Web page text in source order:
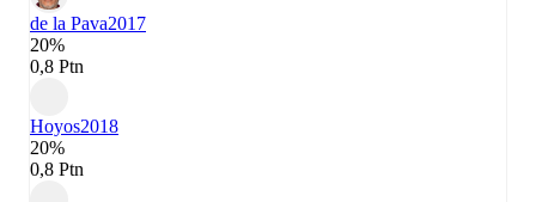
de la Pava2017
20%
0,8 Ptn
Hoyos2018
20%
0,8 Ptn